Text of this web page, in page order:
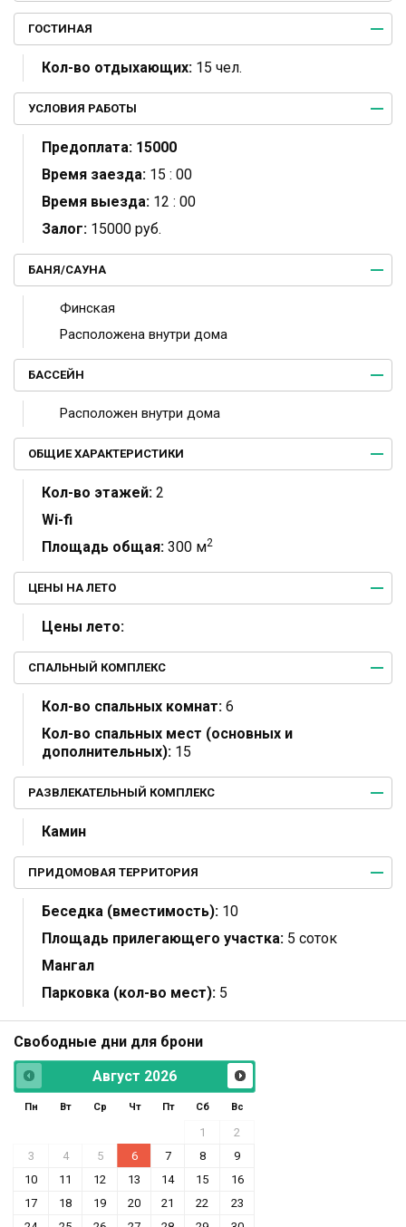
ГОСТИНАЯ
Кол-во отдыхающих: 15 чел.
УСЛОВИЯ РАБОТЫ
Предоплата: 15000
Время заезда: 15 : 00
Время выезда: 12 : 00
Залог: 15000 руб.
БАНЯ/САУНА
Финская
Расположена внутри дома
БАССЕЙН
Расположен внутри дома
ОБЩИЕ ХАРАКТЕРИСТИКИ
Кол-во этажей: 2
Wi-fi
Площадь общая: 300 м2
ЦЕНЫ НА ЛЕТО
Цены лето:
СПАЛЬНЫЙ КОМПЛЕКС
Кол-во спальных комнат: 6
Кол-во спальных мест (основных и
дополнительных): 15
РАЗВЛЕКАТЕЛЬНЫЙ КОМПЛЕКС
Камин
ПРИДОМОВАЯ ТЕРРИТОРИЯ
Беседка (вместимость): 10
Площадь прилегающего участка: 5 соток
Мангал
Парковка (кол-во мест): 5
Свободные дни для брони
Август 2026
Пн Вт Ср Чт Пт Сб Вс
1
2
3
4 5 6 7 8
9
10
11 12 13 14 15
16
17
18 19 20 21 22
23